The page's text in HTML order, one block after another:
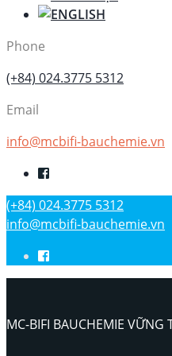
Phone
(+84) 024.3775 5312
Email
info@mcbifi-bauchemie.vn
(+84) 024.3775 5312
info@mcbifi-bauchemie.vn
MC-BIFI BAUCHEMIE VỮNG